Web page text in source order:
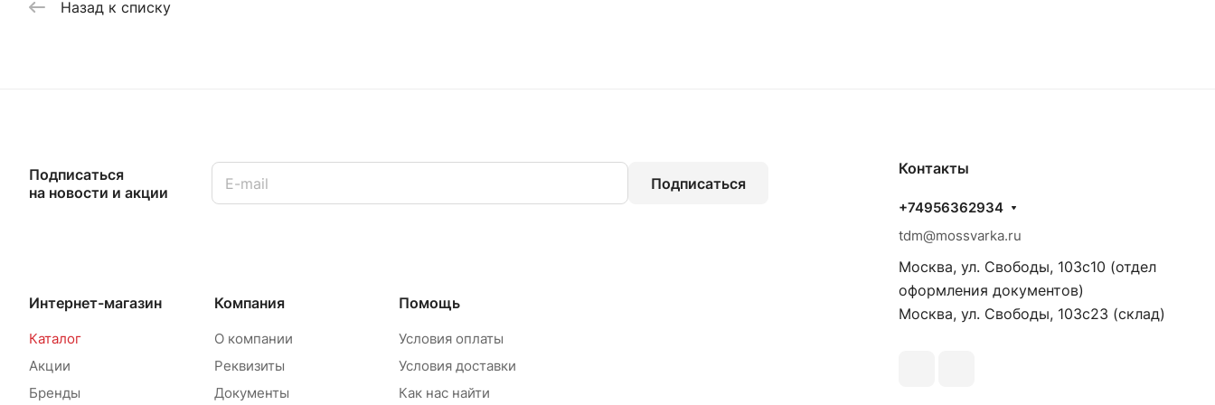
Назад к списку
Подписаться
на новости и акции
Подписаться
Интернет-магазин
Каталог
Акции
Бренды
Компания
О компании
Реквизиты
Документы
Помощь
Условия оплаты
Условия доставки
Как нас найти
Контакты
+74956362934
tdm@mossvarka.ru
Москва, ул. Свободы, 103с10 (отдел
оформления документов)
Москва, ул. Свободы, 103с23 (склад)